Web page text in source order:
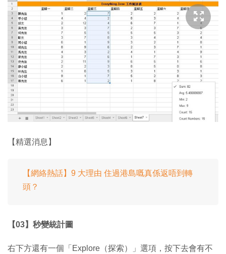
【精選消息】
【網絡熱話】9 大理由 住過港島嘅真係返唔到轉
頭？
【03】秒變統計圖
右下方還有一個「Explore（探索）」選項，按下去會有不